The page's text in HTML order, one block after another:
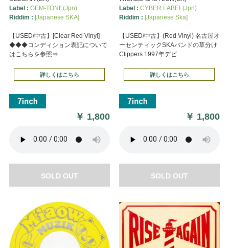
Label : GEM-TONE(Jpn)
Riddim : [Japanese SKA]
【USED/中古】[Clear Red Vinyl]
◆◆◆コンディション表記について
はこちらを参照⇒ ...
詳しくはこちら
￥ 1,800
SOLD OUT
Label : CYBER LABEL(Jpn)
Riddim : [Japanese Ska]
【USED/中古】(Red Vinyl) 名古屋オ
ーセンティックSKAバンドの草分け
Clippers 1997年デビ ...
詳しくはこちら
￥ 1,800
SOLD OUT